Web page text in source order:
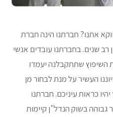
אתנו? חברתנו הינה חברת
רב שנים. בחברתנו עובדים אנשי
השיפוץ שתתקבלנה יעמדו
העשיר על מנת לבחור מן
כראות עיניכם. חברתנו
בשוק הנדל"ן קיימות